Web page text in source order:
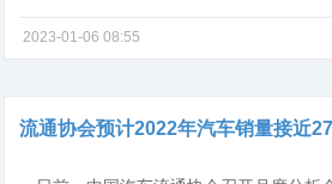
2023-01-06 08:55
流通协会预计2022年汽车销量接近